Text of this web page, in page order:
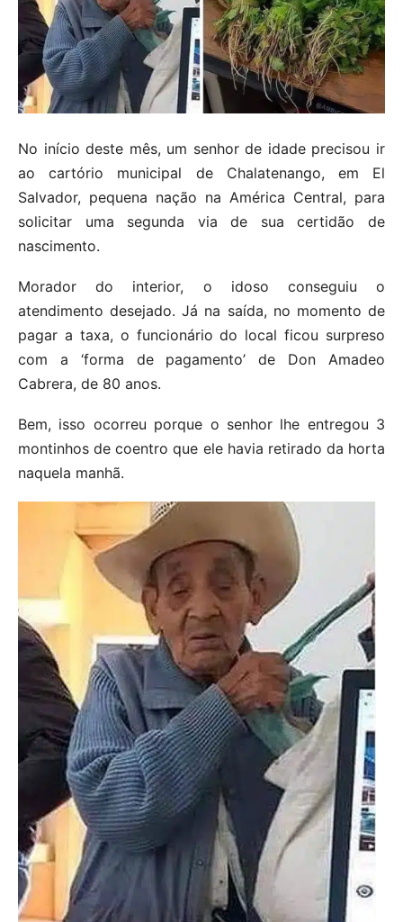
No início deste mês, um senhor de idade precisou ir
ao cartório municipal de Chalatenango, em El
Salvador, pequena nação na América Central, para
solicitar uma segunda via de sua certidão de
nascimento.
Morador do interior, o idoso conseguiu o
atendimento desejado. Já na saída, no momento de
pagar a taxa, o funcionário do local ficou surpreso
com a ‘forma de pagamento’ de Don Amadeo
Cabrera, de 80 anos.
Bem, isso ocorreu porque o senhor lhe entregou 3
montinhos de coentro que ele havia retirado da horta
naquela manhã.